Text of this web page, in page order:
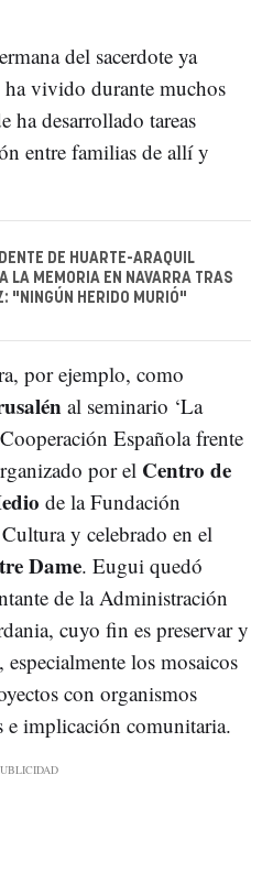
del sacerdote ya
vivido durante muchos
ha desarrollado tareas
entre familias de allí y
DE HUARTE-ARAQUIL
LA MEMORIA EN NAVARRA TRAS
"NINGÚN HERIDO MURIÓ"
por ejemplo, como
al seminario ‘La
Española frente
por el Centro de
de la Fundación
y celebrado en el
Dame. Eugui quedó
de la Administración
cuyo fin es preservar y
los mosaicos
con organismos
e implicación comunitaria.